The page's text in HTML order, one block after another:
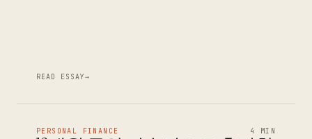
READ ESSAY→
PERSONAL FINANCE 4 MIN